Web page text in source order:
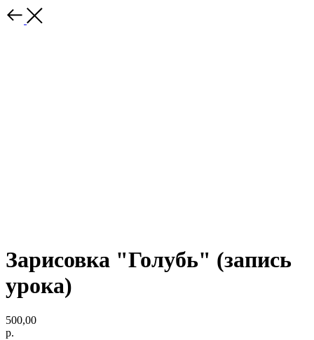
Зарисовка "Голубь" (запись
урока)
500,00
р.